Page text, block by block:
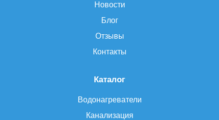
Каталог
Водонагреватели
Канализация
Новости
Блог
Отзывы
Контакты